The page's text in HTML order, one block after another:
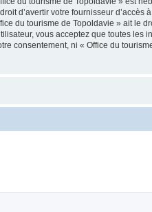
d’avertir votre fournisseur
du tourisme de Topoldavie » ait le
vous acceptez que toutes
consentement, ni « Office du